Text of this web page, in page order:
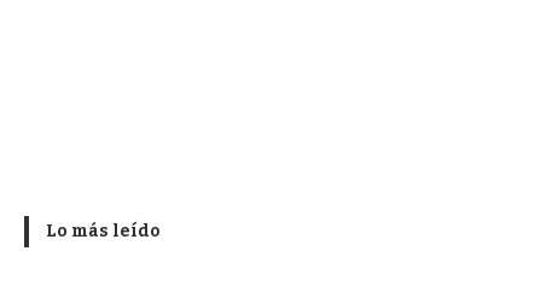
Lo más leído